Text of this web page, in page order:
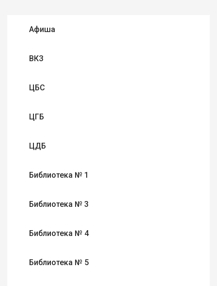
Афиша
ВКЗ
ЦБС
ЦГБ
ЦДБ
Библиотека № 1
Библиотека № 3
Библиотека № 4
Библиотека № 5